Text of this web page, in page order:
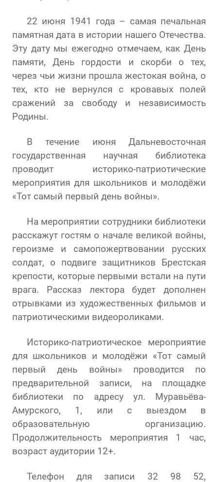
22 июня 1941 года – самая печальная
памятная дата в истории нашего Отечества.
Эту дату мы ежегодно отмечаем, как День
памяти, День гордости и скорби о тех,
через чьи жизни прошла жестокая война, о
тех, кто не вернулся с кровавых полей
сражений за свободу и независимость
Родины.
В течение июня Дальневосточная
государственная научная библиотека
проводит историко-патриотические
мероприятия для школьников и молодёжи
«Тот самый первый день войны».
На мероприятии сотрудники библиотеки
расскажут гостям о начале великой войны,
героизме и самопожертвовании русских
солдат, о подвиге защитников Брестская
крепости, которые первыми встали на пути
врага. Рассказ лектора будет дополнен
отрывками из художественных фильмов и
патриотическими видеороликами.
Историко-патриотическое мероприятие
для школьников и молодёжи «Тот самый
первый день войны» проводится по
предварительной записи, на площадке
библиотеки по адресу ул. Муравьёва-
Амурского, 1, или с выездом в
образовательную организацию.
Продолжительность мероприятия 1 час,
возраст аудитории 12+.
Телефон для записи 32 98 52,